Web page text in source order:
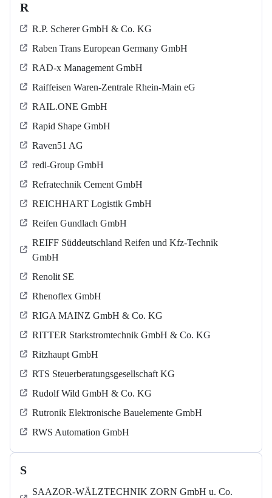
R
R.P. Scherer GmbH & Co. KG
Raben Trans European Germany GmbH
RAD-x Management GmbH
Raiffeisen Waren-Zentrale Rhein-Main eG
RAIL.ONE GmbH
Rapid Shape GmbH
Raven51 AG
redi-Group GmbH
Refratechnik Cement GmbH
REICHHART Logistik GmbH
Reifen Gundlach GmbH
REIFF Süddeutschland Reifen und Kfz-Technik
GmbH
Renolit SE
Rhenoflex GmbH
RIGA MAINZ GmbH & Co. KG
RITTER Starkstromtechnik GmbH & Co. KG
Ritzhaupt GmbH
RTS Steuerberatungsgesellschaft KG
Rudolf Wild GmbH & Co. KG
Rutronik Elektronische Bauelemente GmbH
RWS Automation GmbH
S
SAAZOR-WÄLZTECHNIK ZORN GmbH u. Co.